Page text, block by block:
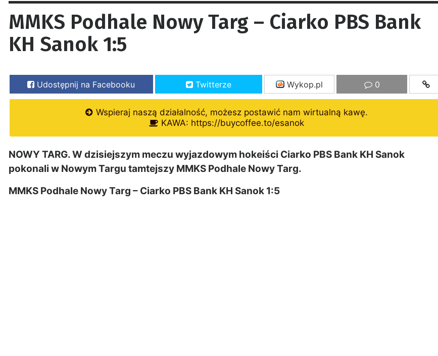
MMKS Podhale Nowy Targ – Ciarko PBS Bank
KH Sanok 1:5
Udostępnij na Facebooku Twitterze Wykop.pl 0
Wspieraj naszą działalność, możesz postawić nam wirtualną kawę.
KAWA: https://buycoffee.to/esanok
NOWY TARG. W dzisiejszym meczu wyjazdowym hokeiści Ciarko PBS Bank KH Sanok
pokonali w Nowym Targu tamtejszy MMKS Podhale Nowy Targ.
MMKS Podhale Nowy Targ – Ciarko PBS Bank KH Sanok 1:5